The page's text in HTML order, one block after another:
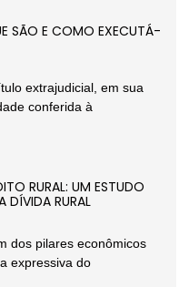
SÃO E COMO EXECUTÁ-
extrajudicial, em sua
conferida à
RURAL: UM ESTUDO
DÍVIDA RURAL
dos pilares econômicos
expressiva do